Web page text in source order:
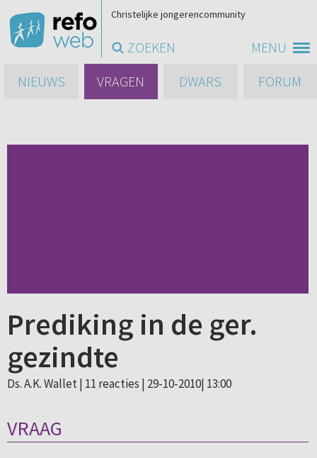
MENU
Christelijke jongerencommunity
ZOEKEN
NIEUWS
VRAGEN DWARS FORUM
Prediking in de ger.
gezindte
Ds. A.K. Wallet | 11 reacties | 29-10-2010| 13:00
VRAAG